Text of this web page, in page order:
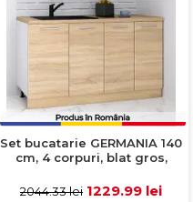
Set bucatarie GERMANIA 140
cm, 4 corpuri, blat gros,
2044.33 lei 1229.99 lei